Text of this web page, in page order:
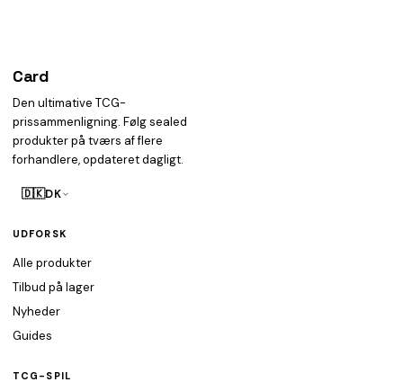
Card
Den ultimative TCG-
prissammenligning. Følg sealed
produkter på tværs af flere
forhandlere, opdateret dagligt.
🇩🇰DK
UDFORSK
Alle produkter
Tilbud på lager
Nyheder
Guides
TCG-SPIL